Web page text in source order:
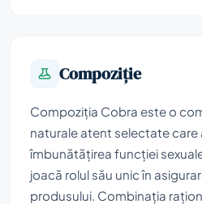
Compoziţie
Compoziția Cobra este o
naturale atent selectate care
îmbunătățirea funcției
joacă rolul său unic în
produsului. Combinația